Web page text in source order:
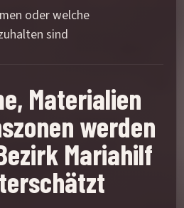
oder welche
sind
Materialien
werden
Mariahilf